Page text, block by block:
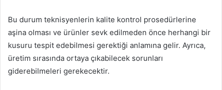
Bu durum teknisyenlerin kalite kontrol prosedürlerine
aşina olması ve ürünler sevk edilmeden önce herhangi bir
kusuru tespit edebilmesi gerektiği anlamına gelir. Ayrıca,
üretim sırasında ortaya çıkabilecek sorunları
giderebilmeleri gerekecektir.